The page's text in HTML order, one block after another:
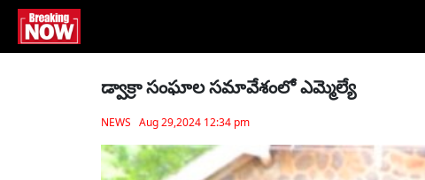
డ్వాక్రా సంఘాల సమావేశంలో ఎమ్మెల్యే
NEWS Aug 29,2024 12:34 pm